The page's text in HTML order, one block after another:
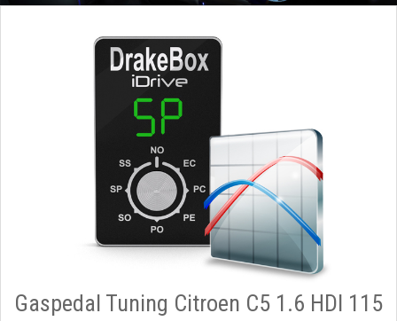
Gaspedal Tuning Citroen C5 1.6 HDI 115